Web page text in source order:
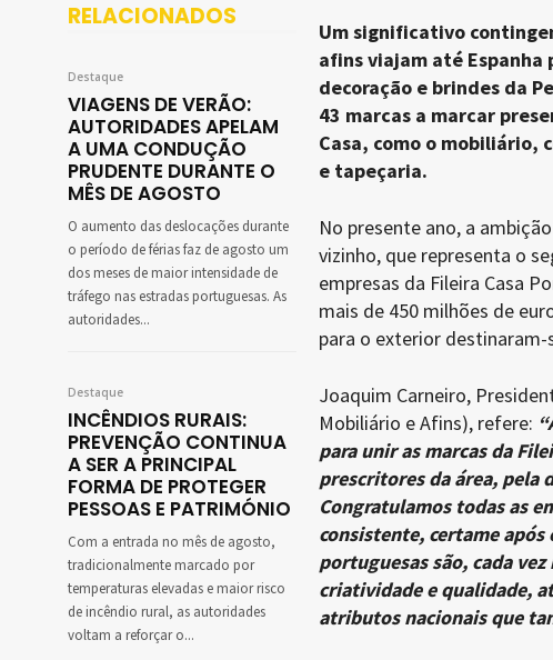
RELACIONADOS
Destaque
VIAGENS DE VERÃO:
AUTORIDADES APELAM
A UMA CONDUÇÃO
PRUDENTE DURANTE O
MÊS DE AGOSTO
O aumento das deslocações durante
o período de férias faz de agosto um
dos meses de maior intensidade de
tráfego nas estradas portuguesas. As
autoridades...
Destaque
INCÊNDIOS RURAIS:
PREVENÇÃO CONTINUA
A SER A PRINCIPAL
FORMA DE PROTEGER
PESSOAS E PATRIMÓNIO
Com a entrada no mês de agosto,
tradicionalmente marcado por
temperaturas elevadas e maior risco
de incêndio rural, as autoridades
voltam a reforçar o...
Um significativo
afins viajam até
decoração e brindes da
43 marcas a marcar
Casa, como o
e tapeçaria.
No presente ano, a
vizinho, que representa o
empresas da Fileira Casa
mais de 450 milhões de
para o exterior destinaram-
Joaquim Carneiro,
Mobiliário e Afins), refere:
para unir as marcas da
prescritores da área, pela
Congratulamos todas as
consistente, certame após
portuguesas são, cada
criatividade e qualidade,
atributos nacionais que